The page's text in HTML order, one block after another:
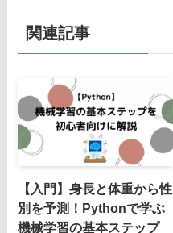
関連記事
【入門】身長と体重から性
別を予測！Pythonで学ぶ
機械学習の基本ステップ